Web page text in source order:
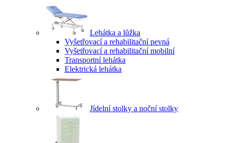
Lehátka a lůžka
Vyšetřovací a rehabilitační pevná
Vyšetřovací a rehabilitační mobilní
Transportní lehátka
Elektrická lehátka
Jídelní stolky a noční stolky